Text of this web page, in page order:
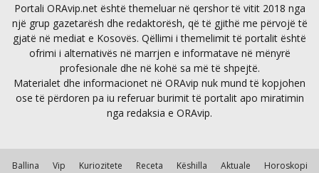
Portali ORAvip.net është themeluar në qershor të vitit 2018 nga
një grup gazetarësh dhe redaktorësh, që të gjithë me përvojë të
gjatë në mediat e Kosovës. Qëllimi i themelimit të portalit është
ofrimi i alternativës në marrjen e informatave në mënyrë
profesionale dhe në kohë sa më të shpejtë.
Materialet dhe informacionet në ORAvip nuk mund të kopjohen
ose të përdoren pa iu referuar burimit të portalit apo miratimin
nga redaksia e ORAvip.
Ballina Vip Kuriozitete Receta Këshilla Aktuale Horoskopi